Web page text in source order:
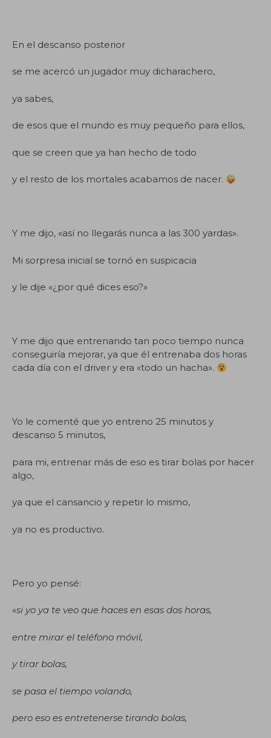
En el descanso posterior
se me acercó un jugador muy dicharachero,
ya sabes,
de esos que el mundo es muy pequeño para ellos,
que se creen que ya han hecho de todo
y el resto de los mortales acabamos de nacer.
Y me dijo, «así no llegarás nunca a las 300 yardas».
Mi sorpresa inicial se tornó en suspicacia
y le dije «¿por qué dices eso?»
Y me dijo que entrenando tan poco tiempo nunca
conseguiría mejorar, ya que él entrenaba dos horas
cada día con el driver y era «todo un hacha».
Yo le comenté que yo entreno 25 minutos y
descanso 5 minutos,
para mi, entrenar más de eso es tirar bolas por hacer
algo,
ya que el cansancio y repetir lo mismo,
ya no es productivo.
Pero yo pensé:
«si yo ya te veo que haces en esas dos horas,
entre mirar el teléfono móvil,
y tirar bolas,
se pasa el tiempo volando,
pero eso es entretenerse tirando bolas,